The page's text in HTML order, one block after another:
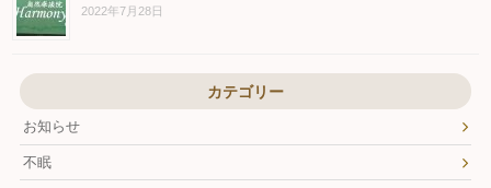
2022年7月28日
カテゴリー
お知らせ
不眠